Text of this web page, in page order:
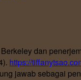
dan
https://
jawab sebagai